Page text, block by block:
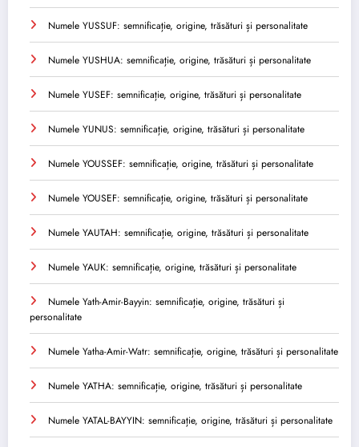
Numele YUSSUF: semnificație, origine, trăsături și personalitate
Numele YUSHUA: semnificație, origine, trăsături și personalitate
Numele YUSEF: semnificație, origine, trăsături și personalitate
Numele YUNUS: semnificație, origine, trăsături și personalitate
Numele YOUSSEF: semnificație, origine, trăsături și personalitate
Numele YOUSEF: semnificație, origine, trăsături și personalitate
Numele YAUTAH: semnificație, origine, trăsături și personalitate
Numele YAUK: semnificație, origine, trăsături și personalitate
Numele Yath-Amir-Bayyin: semnificație, origine, trăsături și
personalitate
Numele Yatha-Amir-Watr: semnificație, origine, trăsături și personalitate
Numele YATHA: semnificație, origine, trăsături și personalitate
Numele YATAL-BAYYIN: semnificație, origine, trăsături și personalitate